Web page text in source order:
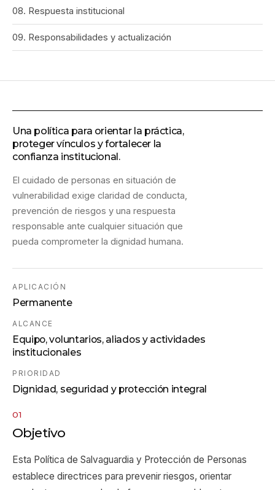
08. Respuesta institucional
09. Responsabilidades y actualización
Una política para orientar la práctica,
proteger vínculos y fortalecer la
confianza institucional.
El cuidado de personas en situación de
vulnerabilidad exige claridad de conducta,
prevención de riesgos y una respuesta
responsable ante cualquier situación que
pueda comprometer la dignidad humana.
APLICACIÓN
Permanente
ALCANCE
Equipo, voluntarios, aliados y actividades
institucionales
PRIORIDAD
Dignidad, seguridad y protección integral
01
Objetivo
Esta Política de Salvaguardia y Protección de Personas
establece directrices para prevenir riesgos, orientar